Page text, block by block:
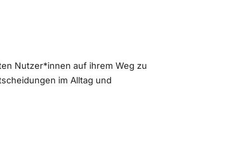
Nutzer*innen auf ihrem Weg zu
im Alltag und